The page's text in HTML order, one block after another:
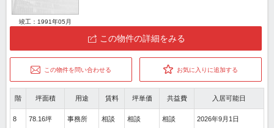
竣工：1991年05月
この物件の詳細をみる
この物件を問い合わせる お気に入りに追加する
階 坪面積 用途 賃料 坪単価 共益費 入居可能日
8 78.16坪 事務所 相談 相談 相談 2026年9月1日